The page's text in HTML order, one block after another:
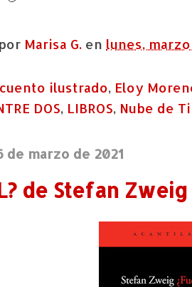
Marisa G. en lunes, marzo
cuento ilustrado, Eloy
DOS, LIBROS, Nube de
de marzo de 2021
de Stefan Zweig